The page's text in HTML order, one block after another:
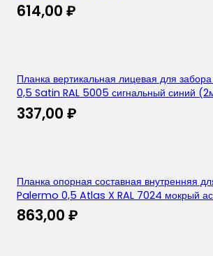
614,00 ₽
Планка вертикальная лицевая для
0,5 Satin RAL 5005 сигнальный синий
337,00 ₽
Планка опорная составная внутренняя
Palermo 0,5 Atlas X RAL 7024 мокрый
863,00 ₽